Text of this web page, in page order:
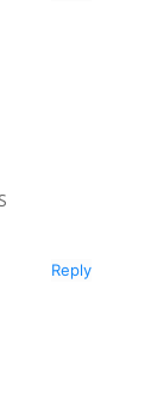
Reply